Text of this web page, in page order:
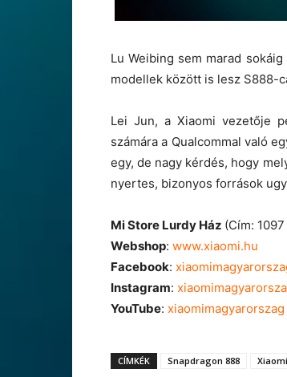
Lu Weibing sem marad
modellek között is lesz S888-
Lei Jun, a Xiaomi vezetője
számára a Qualcommal való
egy, de nagy kérdés, hogy
nyertes, bizonyos források
Mi Store Lurdy Ház (Cím:
Webshop: www.xiaomi.hu
Facebook:
Instagram:
YouTube: xiaomimagyarorszag
CÍMKÉK Snapdragon 888